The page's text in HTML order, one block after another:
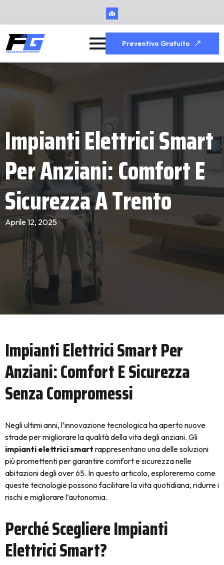
Preventivo Gratuito
Impianti Elettrici Smart
Per Anziani: Comfort E
Sicurezza A Trento
Aprile 12, 2025
Impianti Elettrici Smart Per
Anziani: Comfort E Sicurezza
Senza Compromessi
Negli ultimi anni, l’innovazione tecnologica ha aperto nuove
strade per migliorare la qualità della vita degli anziani. Gli
impianti elettrici smart rappresentano una delle soluzioni
più promettenti per garantire comfort e sicurezza nelle
abitazioni degli over 65. In questo articolo, esploreremo come
queste tecnologie possono facilitare la vita quotidiana, ridurre i
rischi e migliorare l’autonomia.
Perché Scegliere Impianti
Elettrici Smart?